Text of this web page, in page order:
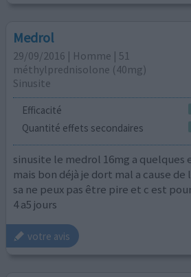
Medrol
29/09/2016 | Homme | 51
méthylprednisolone (40mg)
Sinusite
Efficacité
Quantité effets secondaires
sinusite le medrol 16mg a quelques
mais bon déjà je dort mal a cause
sa ne peux pas être pire et c est
4 a5 jours
votre avis